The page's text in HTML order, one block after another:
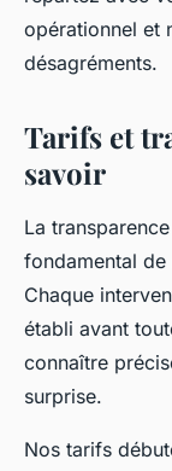
opérationnel et
désagréments.
Tarifs et
savoir
La
fondamental
Chaque
établi avant
connaître
surprise.
Nos tarifs